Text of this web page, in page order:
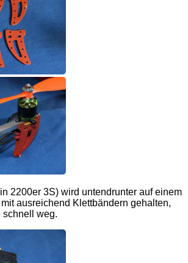
2200er 3S) wird untendrunter auf einem
ausreichend Klettbändern gehalten,
schnell weg.